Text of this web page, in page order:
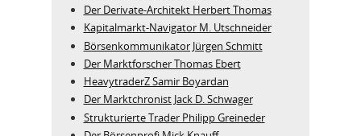
Der Derivate‑Architekt Herbert Thomas
Kapitalmarkt-Navigator M. Utschneider
Börsenkommunikator Jürgen Schmitt
Der Marktforscher Thomas Ebert
HeavytraderZ Samir Boyardan
Der Marktchronist Jack D. Schwager
Strukturierte Trader Philipp Greineder